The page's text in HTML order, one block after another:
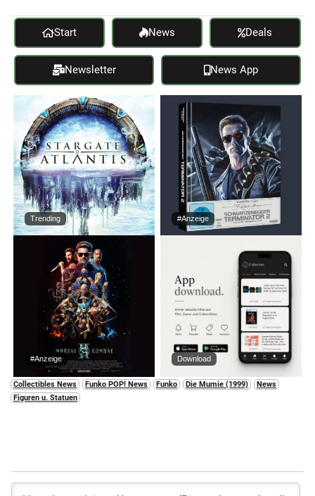
Start News Deals
Newsletter News App
Trending #Anzeige
#Anzeige Download
Collectibles News Funko POP! News Funko Die Mumie (1999)
News
Figuren u. Statuen